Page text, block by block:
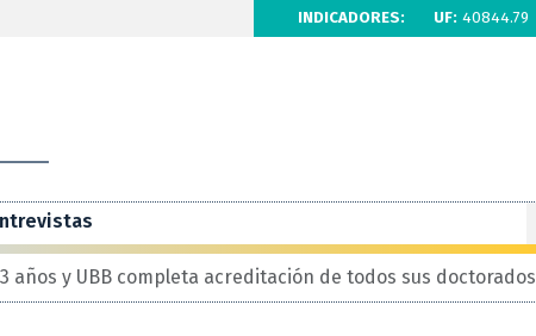
INDICADORES: UF: 40844.79
años y UBB completa acreditación de todos sus doctorados